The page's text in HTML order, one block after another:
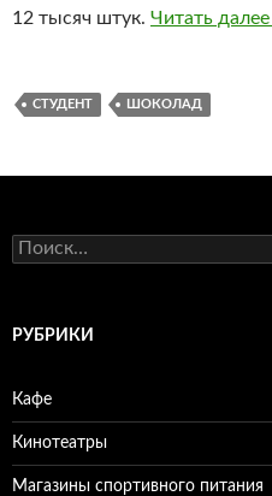
12 тысяч штук. Читать далее
СТУДЕНТ ШОКОЛАД
Н
а
иРУБРИКИ
Кафе
Кинотеатры
Магазины спортивного питания